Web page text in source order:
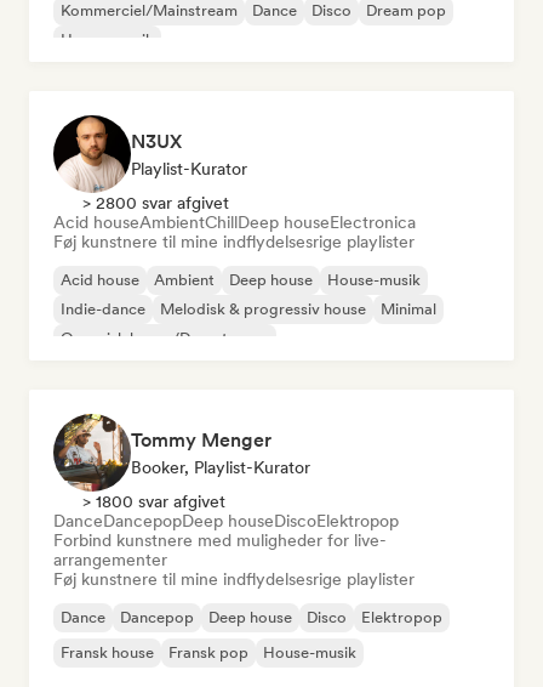
Kommerciel/Mainstream
Dance Disco
Dream pop
House-musik
N3UX
Playlist-Kurator
> 2800 svar afgivet
Acid houseAmbientChillDeep houseElectronica
Føj kunstnere til mine indflydelsesrige playlister
Acid house Ambient Deep house
House-musik
Indie-dance
Melodisk & progressiv house
Minimal
Organisk house/Downtempo
Tommy Menger
Booker, Playlist-Kurator
> 1800 svar afgivet
DanceDancepopDeep houseDiscoElektropop
Forbind kunstnere med muligheder for live-
arrangementer
Føj kunstnere til mine indflydelsesrige playlister
Dance Dancepop Deep house Disco
Elektropop
Fransk house
Fransk pop House-musik